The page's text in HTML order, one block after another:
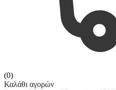
(0)
Καλάθι αγορών